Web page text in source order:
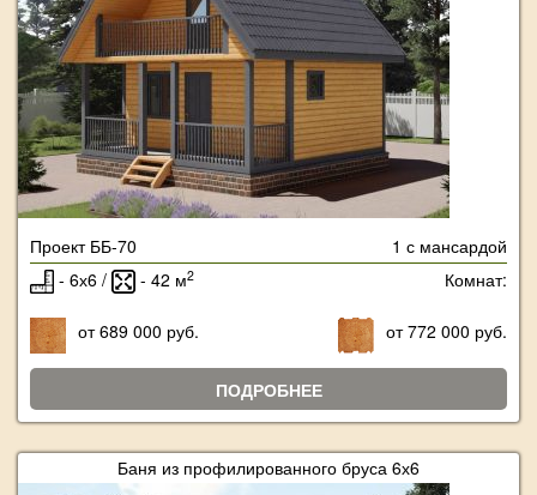
Проект ББ-70
1 с мансардой
- 6х6 /
- 42 м2 Комнат:
от 689 000 руб. от 772 000 руб.
ПОДРОБНЕЕ
Баня из профилированного бруса 6х6